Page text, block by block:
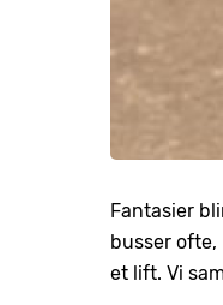
Fantasier
busser
et lift. Vi